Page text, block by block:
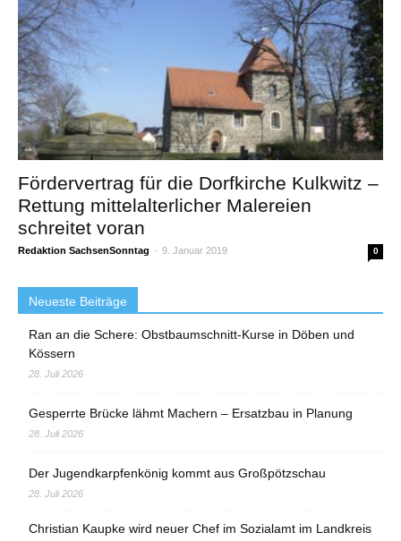
Fördervertrag für die Dorfkirche Kulkwitz –
Rettung mittelalterlicher Malereien
schreitet voran
Redaktion SachsenSonntag - 9. Januar 2019 0
Neueste Beiträge
Ran an die Schere: Obstbaumschnitt-Kurse in Döben und
Kössern
28. Juli 2026
Gesperrte Brücke lähmt Machern – Ersatzbau in Planung
28. Juli 2026
Der Jugendkarpfenkönig kommt aus Großpötzschau
28. Juli 2026
Christian Kaupke wird neuer Chef im Sozialamt im Landkreis